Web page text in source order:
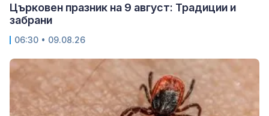
Църковен празник на 9 август: Традиции и
забрани
06:30 • 09.08.26